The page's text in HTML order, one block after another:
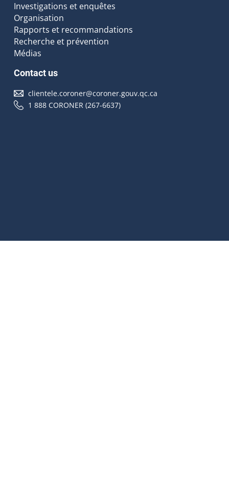
Investigations et enquêtes
Organisation
Rapports et recommandations
Recherche et prévention
Médias
Contact us
clientele.coroner@coroner.gouv.qc.ca
1 888 CORONER (267-6637)